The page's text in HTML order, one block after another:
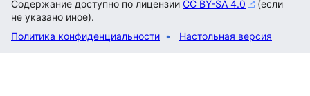
Содержание доступно по лицензии CC BY-SA 4.0
(если
не указано иное).
Политика конфиденциальности
Настольная версия